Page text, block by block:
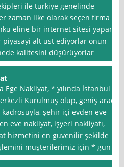
ile türkiye genelinde
zaman ilke olarak seçen firma
eline bir internet sitesi yapan
piyasayi alt üst ediyorlar onun
kalitesini düşürüyorlar
Ege Nakliyat, * yılında İstanbul
Kurulmuş olup, geniş araç
şehir içi evden eve
eve nakliyat, işyeri nakliyatı,
hizmetini en güvenilir şekilde
müşterilerimiz için * gün